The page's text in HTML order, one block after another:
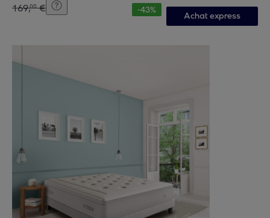
169,00 € -43%
Achat express